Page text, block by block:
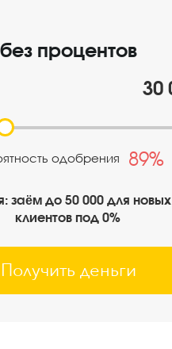
без процентов
одобрения 89%
заём до 50 000 для новых
клиентов под 0%